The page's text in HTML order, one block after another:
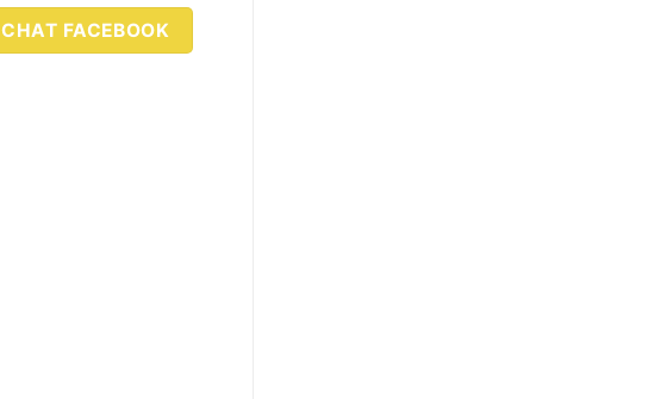
CHAT FACEBOOK